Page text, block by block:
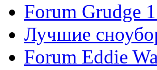
Forum Grudge
Лучшие
Forum Eddie